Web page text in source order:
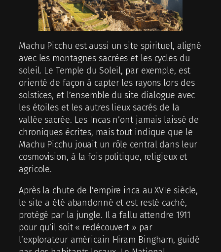
Machu Picchu est aussi un site spirituel, aligné
avec les montagnes sacrées et les cycles du
soleil. Le Temple du Soleil, par exemple, est
orienté de façon à capter les rayons lors des
solstices, et l’ensemble du site dialogue avec
les étoiles et les autres lieux sacrés de la
vallée sacrée. Les Incas n’ont jamais laissé de
chroniques écrites, mais tout indique que le
Machu Picchu jouait un rôle central dans leur
cosmovision, à la fois politique, religieux et
agricole.
Après la chute de l’empire inca au XVIe siècle,
le site a été abandonné et est resté caché,
protégé par la jungle. Il a fallu attendre 1911
pour qu’il soit « redécouvert » par
l’explorateur américain Hiram Bingham, guidé